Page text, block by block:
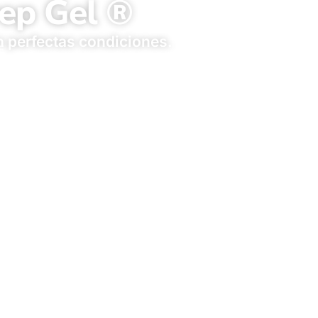
Gel ®
condiciones.